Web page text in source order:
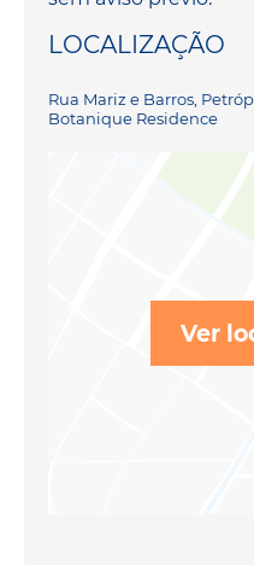
LOCALIZAÇÃO
Rua Mariz e Barros,
Botanique Residence
Ver